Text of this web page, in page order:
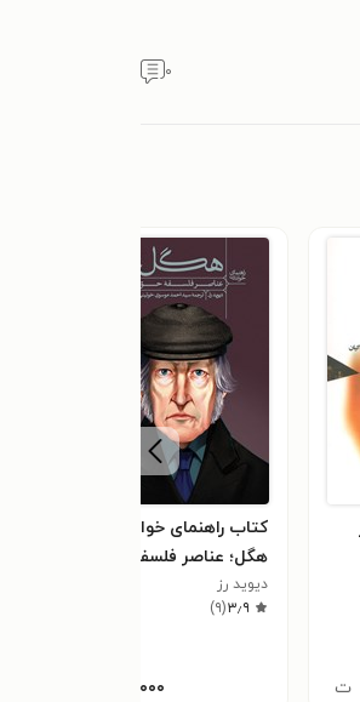
۰
ت
کتاب راهنمای خواندن
هگل؛ عناصر فلسفه‌ی
حق
دیوید رز
۳٫۹(۹)
۹۹,۰۰۰